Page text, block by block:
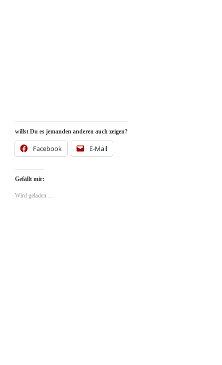
willst Du es jemanden anderen auch zeigen?
Facebook E-Mail
Gefällt mir:
Wird geladen …